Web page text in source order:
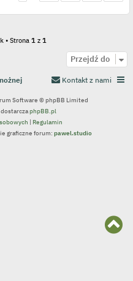
• Strona 1 z 1
Przejdź do
N
Kontakt z nami
Software © phpBB Limited
phpBB.pl
Regulamin
graficzne forum: pawel.studio